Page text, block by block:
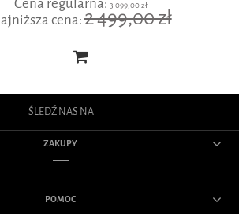
Cena regularna:3 099,00 zł
cena:2 499,00 zł
ŚLEDŹ NAS NA
ZAKUPY
POMOC